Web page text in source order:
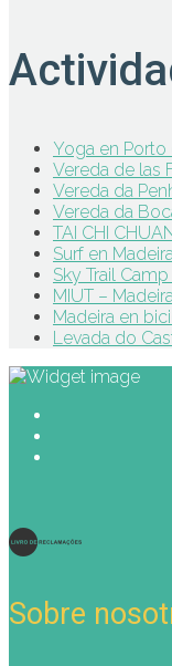
Yoga en Porto
Vereda de las
Vereda da
Vereda da
TAI CHI
Surf en
Sky Trail Camp
MIUT –
Madeira en
Levada do
Sobre